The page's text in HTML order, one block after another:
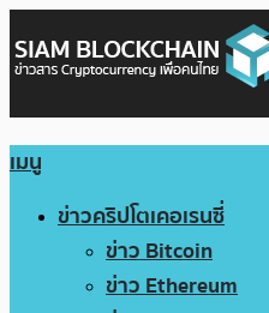
เมนู
ข่าวคริปโตเคอเรนซี่
ข่าว Bitcoin
ข่าว Ethereum